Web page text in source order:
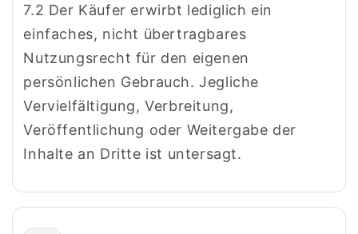
7.2 Der Käufer erwirbt lediglich ein
einfaches, nicht übertragbares
Nutzungsrecht für den eigenen
persönlichen Gebrauch. Jegliche
Vervielfältigung, Verbreitung,
Veröffentlichung oder Weitergabe der
Inhalte an Dritte ist untersagt.